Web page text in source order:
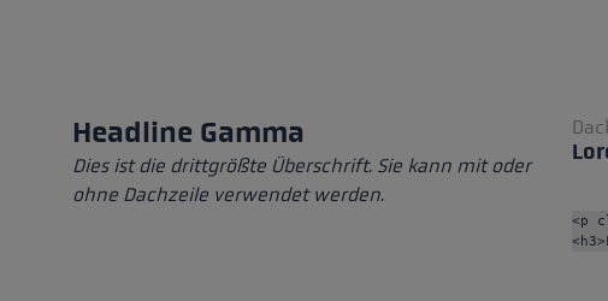
Headline Gamma
Dies ist die drittgrößte Überschrift. Sie kann mit oder
ohne Dachzeile verwendet werden.
<p